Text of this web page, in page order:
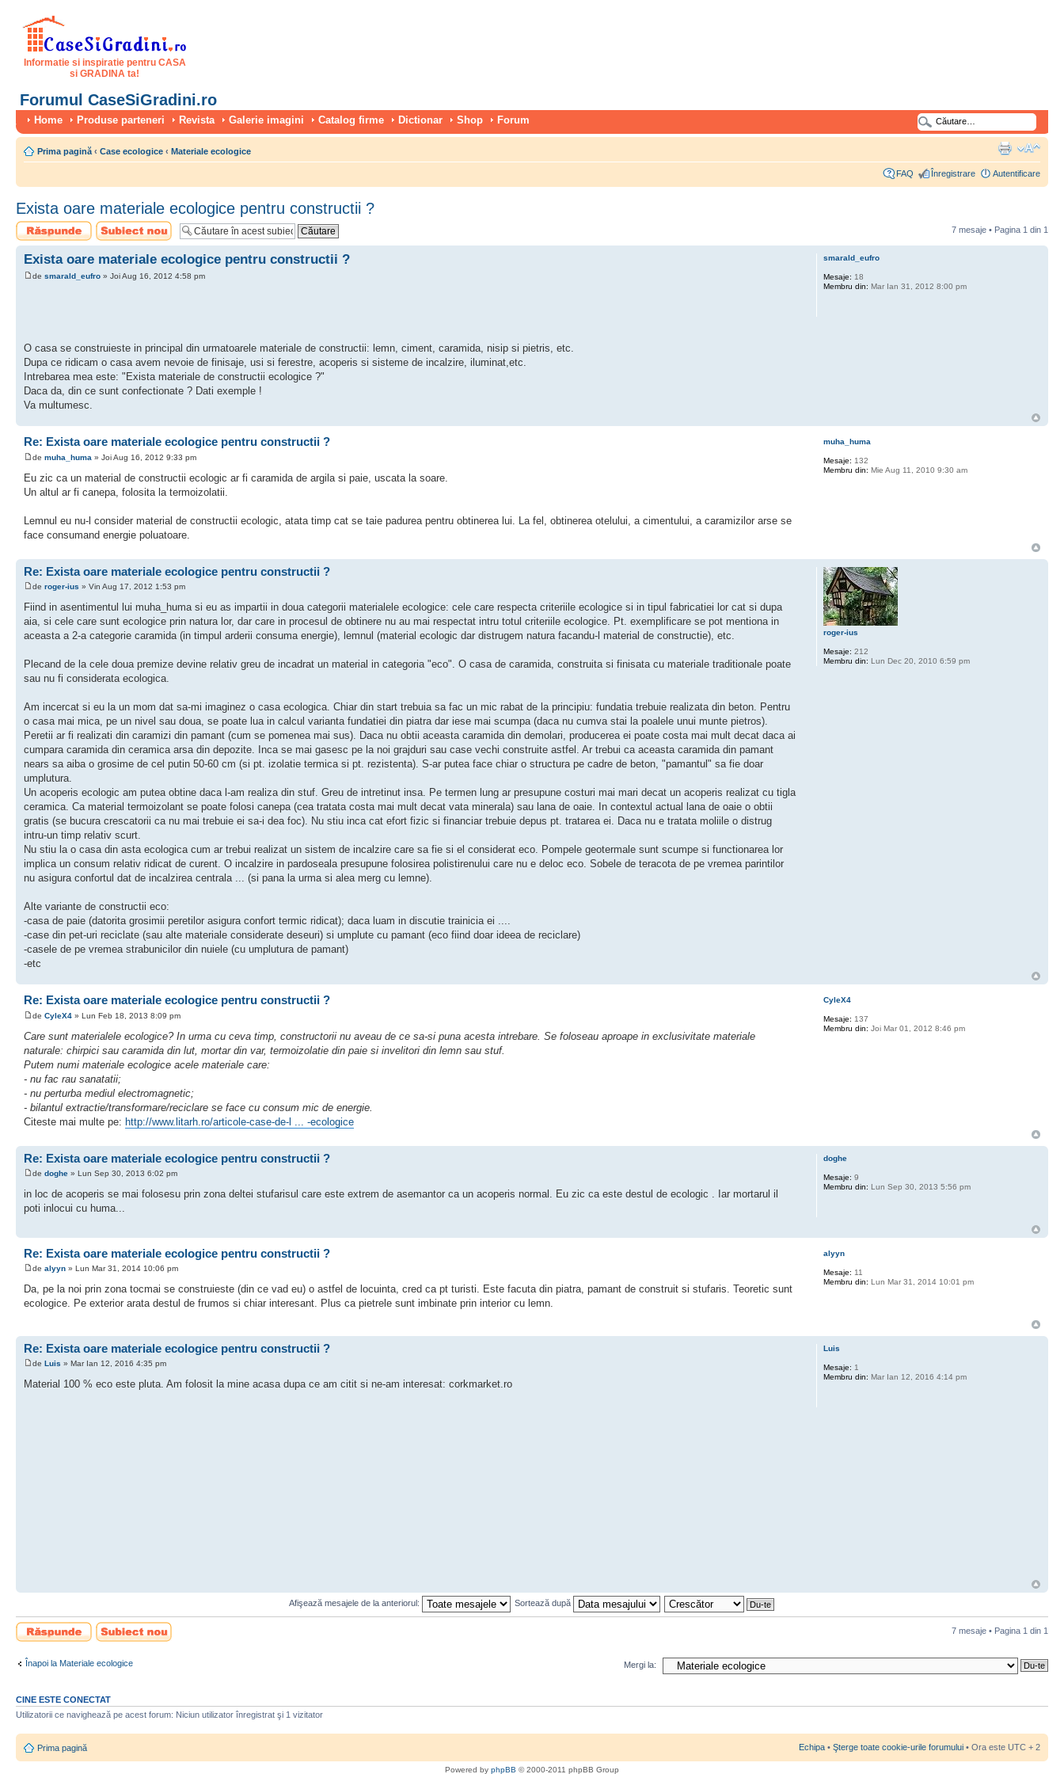
Informatie si inspiratie pentru CASA
si GRADINA ta!
Forumul CaseSiGradini.ro
Home Produse parteneri Revista Galerie imagini Catalog firme Dictionar Shop Forum
Prima pagină ‹ Case ecologice ‹ Materiale ecologice
FAQ Înregistrare Autentificare
Exista oare materiale ecologice pentru constructii ?
Scrie un răspuns
Scrie un subiect
nou
7 mesaje • Pagina 1 din 1
Exista oare materiale ecologice pentru constructii ?
de smarald_eufro » Joi Aug 16, 2012 4:58 pm
O casa se construieste in principal din urmatoarele materiale de constructii: lemn, ciment, caramida, nisip si pietris, etc.
Dupa ce ridicam o casa avem nevoie de finisaje, usi si ferestre, acoperis si sisteme de incalzire, iluminat,etc.
Intrebarea mea este: "Exista materiale de constructii ecologice ?"
Daca da, din ce sunt confectionate ? Dati exemple !
Va multumesc.
smarald_eufro
Mesaje: 18
Membru din: Mar Ian 31, 2012 8:00 pm
Re: Exista oare materiale ecologice pentru constructii ?
de muha_huma » Joi Aug 16, 2012 9:33 pm
Eu zic ca un material de constructii ecologic ar fi caramida de argila si paie, uscata la soare.
Un altul ar fi canepa, folosita la termoizolatii.
Lemnul eu nu-l consider material de constructii ecologic, atata timp cat se taie padurea pentru obtinerea lui. La fel, obtinerea otelului, a cimentului, a caramizilor arse se
face consumand energie poluatoare.
muha_huma
Mesaje: 132
Membru din: Mie Aug 11, 2010 9:30 am
Re: Exista oare materiale ecologice pentru constructii ?
de roger-ius » Vin Aug 17, 2012 1:53 pm
Fiind in asentimentul lui muha_huma si eu as impartii in doua categorii materialele ecologice: cele care respecta criteriile ecologice si in tipul fabricatiei lor cat si dupa
aia, si cele care sunt ecologice prin natura lor, dar care in procesul de obtinere nu au mai respectat intru totul criteriile ecologice. Pt. exemplificare se pot mentiona in
aceasta a 2-a categorie caramida (in timpul arderii consuma energie), lemnul (material ecologic dar distrugem natura facandu-l material de constructie), etc.
Plecand de la cele doua premize devine relativ greu de incadrat un material in categoria "eco". O casa de caramida, construita si finisata cu materiale traditionale poate
sau nu fi considerata ecologica.
Am incercat si eu la un mom dat sa-mi imaginez o casa ecologica. Chiar din start trebuia sa fac un mic rabat de la principiu: fundatia trebuie realizata din beton. Pentru
o casa mai mica, pe un nivel sau doua, se poate lua in calcul varianta fundatiei din piatra dar iese mai scumpa (daca nu cumva stai la poalele unui munte pietros).
Peretii ar fi realizati din caramizi din pamant (cum se pomenea mai sus). Daca nu obtii aceasta caramida din demolari, producerea ei poate costa mai mult decat daca ai
cumpara caramida din ceramica arsa din depozite. Inca se mai gasesc pe la noi grajduri sau case vechi construite astfel. Ar trebui ca aceasta caramida din pamant
nears sa aiba o grosime de cel putin 50-60 cm (si pt. izolatie termica si pt. rezistenta). S-ar putea face chiar o structura pe cadre de beton, "pamantul" sa fie doar
umplutura.
Un acoperis ecologic am putea obtine daca l-am realiza din stuf. Greu de intretinut insa. Pe termen lung ar presupune costuri mai mari decat un acoperis realizat cu tigla
ceramica. Ca material termoizolant se poate folosi canepa (cea tratata costa mai mult decat vata minerala) sau lana de oaie. In contextul actual lana de oaie o obtii
gratis (se bucura crescatorii ca nu mai trebuie ei sa-i dea foc). Nu stiu inca cat efort fizic si financiar trebuie depus pt. tratarea ei. Daca nu e tratata moliile o distrug
intru-un timp relativ scurt.
Nu stiu la o casa din asta ecologica cum ar trebui realizat un sistem de incalzire care sa fie si el considerat eco. Pompele geotermale sunt scumpe si functionarea lor
implica un consum relativ ridicat de curent. O incalzire in pardoseala presupune folosirea polistirenului care nu e deloc eco. Sobele de teracota de pe vremea parintilor
nu asigura confortul dat de incalzirea centrala ... (si pana la urma si alea merg cu lemne).
Alte variante de constructii eco:
-casa de paie (datorita grosimii peretilor asigura confort termic ridicat); daca luam in discutie trainicia ei ....
-case din pet-uri reciclate (sau alte materiale considerate deseuri) si umplute cu pamant (eco fiind doar ideea de reciclare)
-casele de pe vremea strabunicilor din nuiele (cu umplutura de pamant)
-etc
roger-ius
Mesaje: 212
Membru din: Lun Dec 20, 2010 6:59 pm
Re: Exista oare materiale ecologice pentru constructii ?
de CyleX4 » Lun Feb 18, 2013 8:09 pm
Care sunt materialele ecologice? In urma cu ceva timp, constructorii nu aveau de ce sa-si puna acesta intrebare. Se foloseau aproape in exclusivitate materiale
naturale: chirpici sau caramida din lut, mortar din var, termoizolatie din paie si invelitori din lemn sau stuf.
Putem numi materiale ecologice acele materiale care:
- nu fac rau sanatatii;
- nu perturba mediul electromagnetic;
- bilantul extractie/transformare/reciclare se face cu consum mic de energie.
Citeste mai multe pe: http://www.litarh.ro/articole-case-de-l ... -ecologice
CyleX4
Mesaje: 137
Membru din: Joi Mar 01, 2012 8:46 pm
Re: Exista oare materiale ecologice pentru constructii ?
de doghe » Lun Sep 30, 2013 6:02 pm
in loc de acoperis se mai folosesu prin zona deltei stufarisul care este extrem de asemantor ca un acoperis normal. Eu zic ca este destul de ecologic . Iar mortarul il
poti inlocui cu huma...
doghe
Mesaje: 9
Membru din: Lun Sep 30, 2013 5:56 pm
Re: Exista oare materiale ecologice pentru constructii ?
de alyyn » Lun Mar 31, 2014 10:06 pm
Da, pe la noi prin zona tocmai se construieste (din ce vad eu) o astfel de locuinta, cred ca pt turisti. Este facuta din piatra, pamant de construit si stufaris. Teoretic sunt
ecologice. Pe exterior arata destul de frumos si chiar interesant. Plus ca pietrele sunt imbinate prin interior cu lemn.
alyyn
Mesaje: 11
Membru din: Lun Mar 31, 2014 10:01 pm
Re: Exista oare materiale ecologice pentru constructii ?
de Luis » Mar Ian 12, 2016 4:35 pm
Material 100 % eco este pluta. Am folosit la mine acasa dupa ce am citit si ne-am interesat: corkmarket.ro
Luis
Mesaje: 1
Membru din: Mar Ian 12, 2016 4:14 pm
Afişează mesajele de la anteriorul: Sortează după
Scrie un răspuns
Scrie un subiect
nou
7 mesaje • Pagina 1 din 1
Înapoi la Materiale ecologice Mergi la:
CINE ESTE CONECTAT
Utilizatorii ce navighează pe acest forum: Niciun utilizator înregistrat şi 1 vizitator
Prima pagină Echipa • Şterge toate cookie-urile forumului • Ora este UTC + 2
Powered by phpBB © 2000-2011 phpBB Group